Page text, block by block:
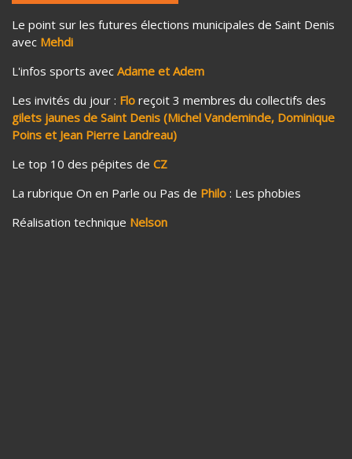
Le point sur les futures élections municipales de Saint Denis
avec Mehdi
L'infos sports avec Adame et Adem
Les invités du jour : Flo reçoit 3 membres du collectifs des
gilets jaunes de Saint Denis (Michel Vandeminde, Dominique
Poins et Jean Pierre Landreau)
Le top 10 des pépites de CZ
La rubrique On en Parle ou Pas de Philo : Les phobies
Réalisation technique Nelson